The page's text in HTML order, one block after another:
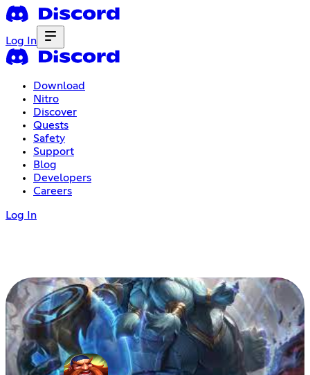
Log In
Download
Nitro
Discover
Quests
Safety
Support
Blog
Developers
Careers
Log In